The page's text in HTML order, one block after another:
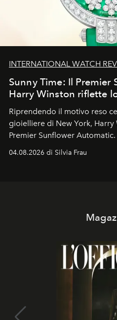
INTERNATIONAL WATCH
Sunny Time: Il Premier
Harry Winston riflette
Riprendendo il motivo reso
gioielliere di New York, Harry
Premier Sunflower Automatic.
04.08.2026 di Silvia Frau